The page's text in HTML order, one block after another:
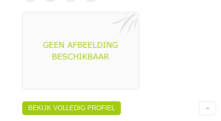
BEKIJK VOLLEDIG PROFIEL